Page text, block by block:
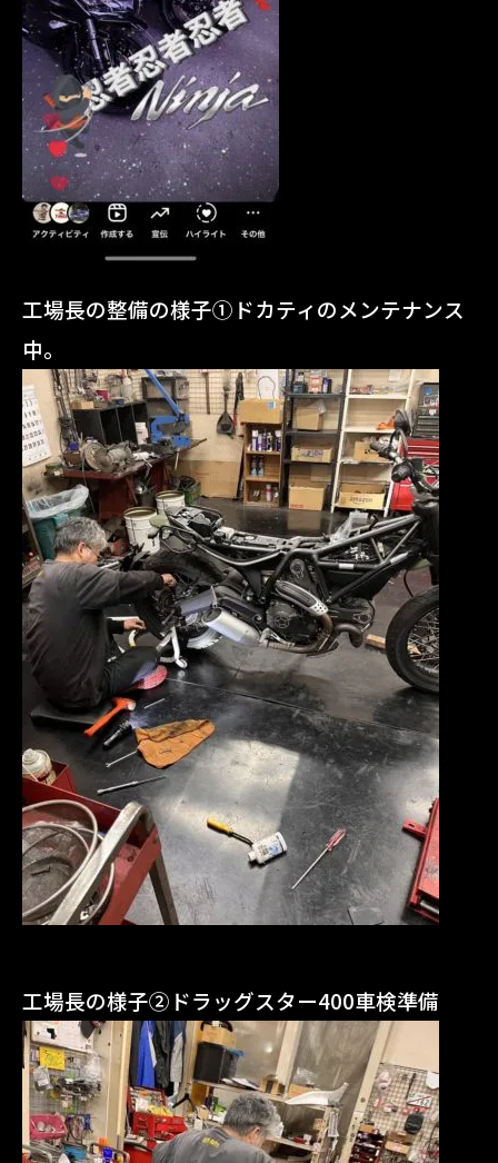
工場長の整備の様子①ドカティのメンテナンス
中。
工場長の様子②ドラッグスター400車検準備